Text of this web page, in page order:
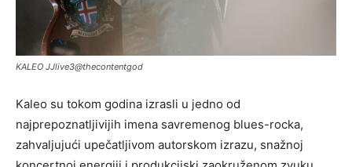
KALEO JJlive3@thecontentgod
Kaleo su tokom godina izrasli u jedno od
najprepoznatljivijih imena savremenog blues-rocka,
zahvaljujući upečatljivom autorskom izrazu, snažnoj